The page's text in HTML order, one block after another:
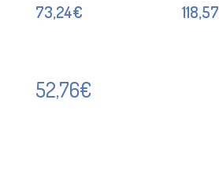
73,24€ 118,57
52,76€